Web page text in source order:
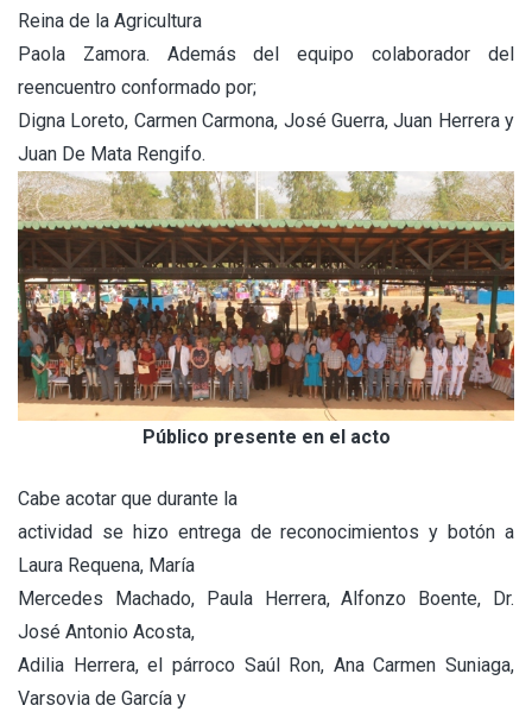
Reina de la Agricultura
Paola Zamora. Además del equipo colaborador del
reencuentro conformado por;
Digna Loreto, Carmen Carmona, José Guerra, Juan Herrera y
Juan De Mata Rengifo.
Público presente en el acto
Cabe acotar que durante la
actividad se hizo entrega de reconocimientos y botón a
Laura Requena, María
Mercedes Machado, Paula Herrera, Alfonzo Boente, Dr.
José Antonio Acosta,
Adilia Herrera, el párroco Saúl Ron, Ana Carmen Suniaga,
Varsovia de García y